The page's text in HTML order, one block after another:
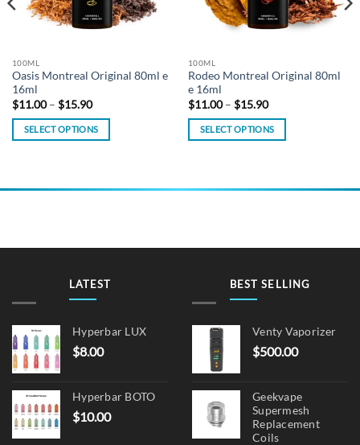
100ML
Oasis Montreal Original 80ml e
16ml
$11.00 – $15.90Price
$11.00
through
$15.90
SELECT OPTIONS
options
chosen
the
product
page
100ML
Rodeo Montreal Original 80ml
e 16ml
$11.00 – $15.90Price
$11.00
through
$15.90
SELECT OPTIONS
options
chosen
product
LATEST
Hyperbar LUX
$8.00
Hyperbar BOTO
$10.00
BEST SELLING
Venty Vaporizer
$500.00
Geekvape
Supermesh
Replacement
Coils